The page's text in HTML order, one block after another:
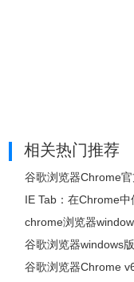
相关热门推荐
谷歌浏览器Chrome官
IE Tab：在Chrome
chrome浏览器
谷歌浏览器windows
谷歌浏览器Chrome